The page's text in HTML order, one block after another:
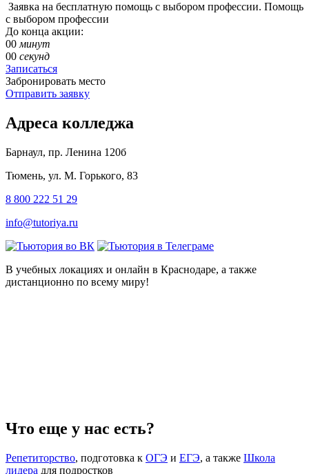
Заявка на бесплатную помощь с выбором профессии. Помощь
с выбором профессии
До конца акции:
00 минут
00 секунд
Записаться
Забронировать место
Отправить заявку
Адреса колледжа
Барнаул, пр. Ленина 120б
Тюмень, ул. М. Горького, 83
8 800 222 51 29
info@tutoriya.ru
В учебных локациях и онлайн в Краснодаре, а также
дистанционно по всему миру!
Что еще у нас есть?
Репетиторство, подготовка к ОГЭ и ЕГЭ, а также Школа
лидера для подростков